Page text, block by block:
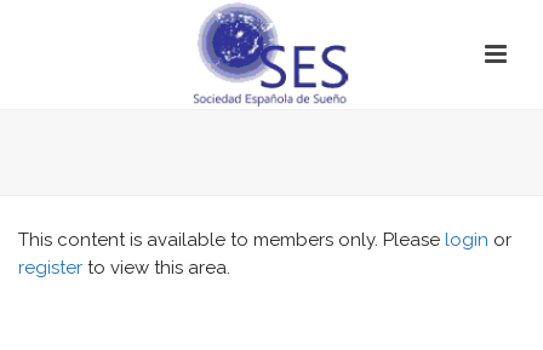
This content is available to members only. Please login or
register to view this area.